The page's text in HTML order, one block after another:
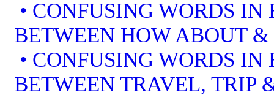
• CONFUSING WORDS
BETWEEN HOW ABOUT
• CONFUSING WORDS
BETWEEN TRAVEL, TRIP